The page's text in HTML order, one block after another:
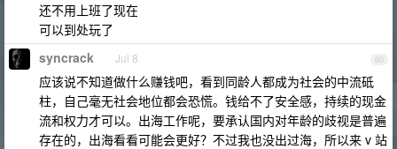
还不用上班了现在
可以到处玩了
60
syncrack Jul 8
应该说不知道做什么赚钱吧，看到同龄人都成为社会的中流砥
柱，自己毫无社会地位都会恐慌。钱给不了安全感，持续的现金
流和权力才可以。出海工作呢，要承认国内对年龄的歧视是普遍
存在的，出海看看可能会更好？不过我也没出过海，所以来 v 站